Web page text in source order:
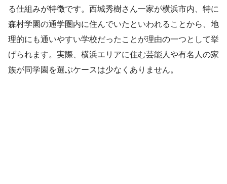
る仕組みが特徴です。西城秀樹さん一家が横浜市内、特に
森村学園の通学圏内に住んでいたといわれることから、地
理的にも通いやすい学校だったことが理由の一つとして挙
げられます。実際、横浜エリアに住む芸能人や有名人の家
族が同学園を選ぶケースは少なくありません。